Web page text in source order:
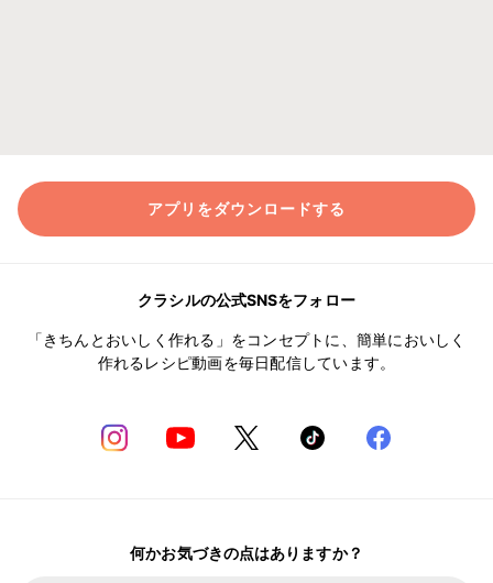
アプリをダウンロードする
クラシルの公式SNSをフォロー
「きちんとおいしく作れる」をコンセプトに、簡単においしく
作れるレシピ動画を毎日配信しています。
何かお気づきの点はありますか？